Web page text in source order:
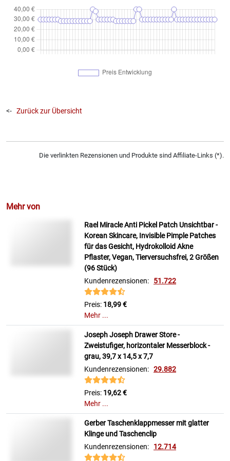
<- Zurück zur Übersicht
Die verlinkten Rezensionen und Produkte sind Affiliate-Links (*).
Mehr von
Rael Miracle Anti Pickel Patch Unsichtbar -
Korean Skincare, Invisible Pimple Patches
für das Gesicht, Hydrokolloid Akne
Pflaster, Vegan, Tierversuchsfrei, 2 Größen
(96 Stück)
Kundenrezensionen: 51.722
Preis: 18,99 €
Mehr ...
Joseph Joseph Drawer Store -
Zweistufiger, horizontaler Messerblock -
grau, 39,7 x 14,5 x 7,7
Kundenrezensionen: 29.882
Preis: 19,62 €
Mehr ...
Gerber Taschenklappmesser mit glatter
Klinge und Taschenclip
Kundenrezensionen: 12.714